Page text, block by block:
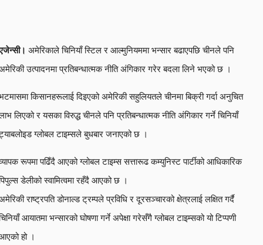
अमेरिकाले चिनियाँ स्टिल र आल्मुनियममा भन्सार बढाएपछि चीनले पनि
उत्पादनमा प्रतिबन्धात्मक नीति अंगिकार गरेर बदला लिने भएको छ ।
किसानहरूलाई दिइएको अमेरिकी सहुलियतले चीनमा बिक्री गर्दा अनुचित
लिएको र यसका विरुद्ध चीनले पनि प्रतिबन्धात्मक नीति अंगिकार गर्ने चिनियाँ
ग्लोबल टाइम्सले बुधबार जनाएको छ ।
रूपमा पढिँदै आएको ग्लोबल टाइम्स सत्तारूढ कम्युनिस्ट पार्टीको आधिकारिक
डेलीको स्वामित्वमा रहँदै आएको छ ।
राष्ट्रपति डोनाल्ड ट्रम्पले प्रविधि र दूरसञ्चारको क्षेत्रलाई लक्षित गर्दै
आयातमा भन्सारको घोषणा गर्ने अपेक्षा गरेसँगै ग्लोबल टाइम्सको यो टिप्पणी
हो ।